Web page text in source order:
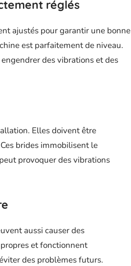
réglés
ajustés pour garantir une bonne
est parfaitement de niveau.
des vibrations et des
Elles doivent être
brides immobilisent le
provoquer des vibrations
aussi causer des
et fonctionnent
des problèmes futurs.